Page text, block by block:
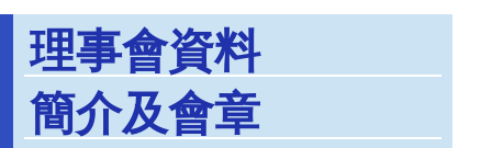
理事會資料
簡介及會章